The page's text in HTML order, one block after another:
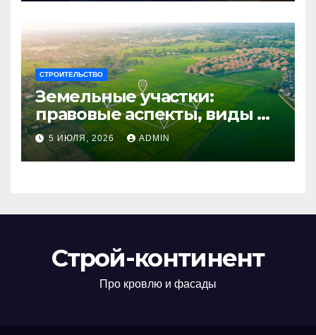
СТРОИТЕЛЬСТВО
Земельные участки:
правовые аспекты, виды и
возможности
использования
5 ИЮЛЯ, 2026 ADMIN
Строй-континент
Про кровлю и фасады